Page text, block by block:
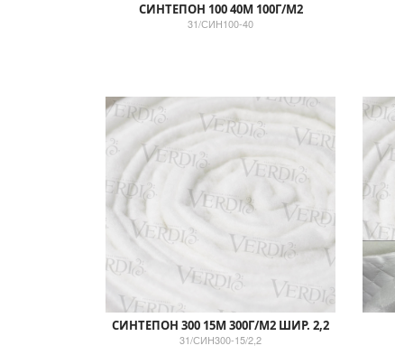
СИНТЕПОН 100 40М 100Г/М2
31/СИН100-40
СИНТЕПОН 300 15М 300Г/М2 ШИР. 2,2
31/СИН300-15/2,2